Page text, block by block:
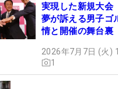
実現した新規大
夢が訴える男子ゴ
情と開催の舞台裏
2026年7月7日 (火)
1